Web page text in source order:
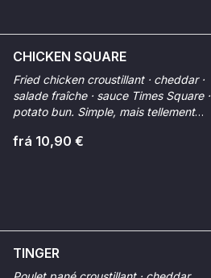
CHICKEN SQUARE
Fried chicken croustillant · cheddar ·
salade fraîche · sauce Times Square ·
potato bun. Simple, mais tellement
frá 10,90 €
TINGER